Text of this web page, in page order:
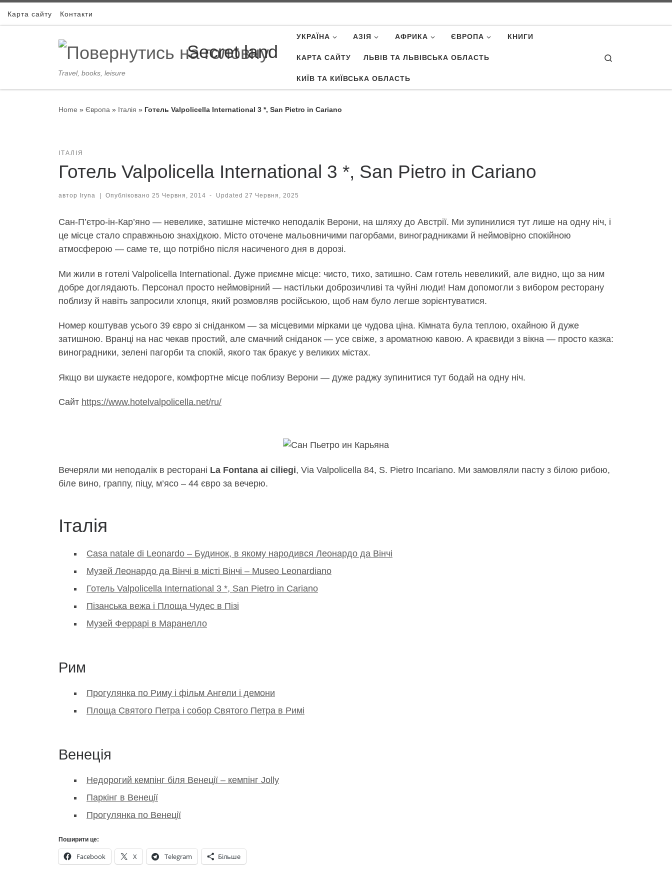
Skip to content
Карта сайту Контакти
Secret land
Travel, books, leisure
УКРАЇНА АЗІЯ АФРИКА ЄВРОПА КНИГИ
КАРТА САЙТУ ЛЬВІВ ТА ЛЬВІВСЬКА ОБЛАСТЬ
КИЇВ ТА КИЇВСЬКА ОБЛАСТЬ
Home » Європа » Італія » Готель Valpolicella International 3 *, San Pietro in Cariano
ІТАЛІЯ
Готель Valpolicella International 3 *, San Pietro in Cariano
автор Iryna Опубліковано 25 Червня, 2014 - Updated27 Червня, 2025
Сан-П’єтро-ін-Кар’яно — невелике, затишне містечко неподалік Верони, на шляху до Австрії. Ми зупинилися тут лише на одну ніч, і
це місце стало справжньою знахідкою. Місто оточене мальовничими пагорбами, виноградниками й неймовірно спокійною
атмосферою — саме те, що потрібно після насиченого дня в дорозі.
Ми жили в готелі Valpolicella International. Дуже приємне місце: чисто, тихо, затишно. Сам готель невеликий, але видно, що за ним
добре доглядають. Персонал просто неймовірний — настільки доброзичливі та чуйні люди! Нам допомогли з вибором ресторану
поблизу й навіть запросили хлопця, який розмовляв російською, щоб нам було легше зорієнтуватися.
Номер коштував усього 39 євро зі сніданком — за місцевими мірками це чудова ціна. Кімната була теплою, охайною й дуже
затишною. Вранці на нас чекав простий, але смачний сніданок — усе свіже, з ароматною кавою. А краєвиди з вікна — просто казка:
виноградники, зелені пагорби та спокій, якого так бракує у великих містах.
Якщо ви шукаєте недороге, комфортне місце поблизу Верони — дуже раджу зупинитися тут бодай на одну ніч.
Сайт https://www.hotelvalpolicella.net/ru/
Вечеряли ми неподалік в ресторані La Fontana ai ciliegi, Via Valpolicella 84, S. Pietro Incariano. Ми замовляли пасту з білою рибою,
біле вино, граппу, піцу, м’ясо – 44 євро за вечерю.
Італія
Casa natale di Leonardo – Будинок, в якому народився Леонардо да Вінчі
Музей Леонардо да Вінчі в місті Вінчі – Museo Leonardiano
Готель Valpolicella International 3 *, San Pietro in Cariano
Пізанська вежа і Площа Чудес в Пізі
Музей Феррарі в Маранелло
Рим
Прогулянка по Риму і фільм Ангели і демони
Площа Святого Петра і собор Святого Петра в Римі
Венеція
Недорогий кемпінг біля Венеції – кемпінг Jolly
Паркінг в Венеції
Прогулянка по Венеції
Поширити це:
Facebook X Telegram Більше